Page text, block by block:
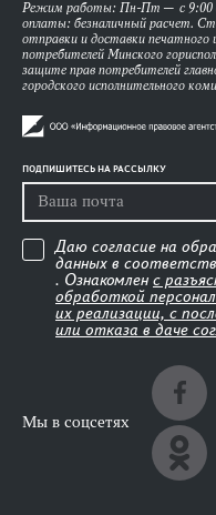
Режим работы: Пн-Пт — с 9:00
оплаты: безналичный расчет.
отправки и доставки печатного
потребителей Минского
защите прав потребителей
городского исполнительного
ПОДПИШИТЕСЬ НА РАССЫЛКУ
Даю согласие на
данных в
. Ознакомлен с
обработкой
их реализации, с
или отказа в даче
Мы в соцсетях